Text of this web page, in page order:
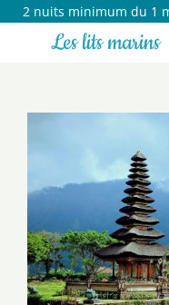
2 nuits minimum du 1
Les lits marins